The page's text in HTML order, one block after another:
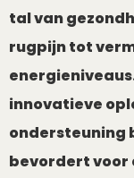
tal van
rugpijn tot
innovatieve
ondersteuning
bevordert voor